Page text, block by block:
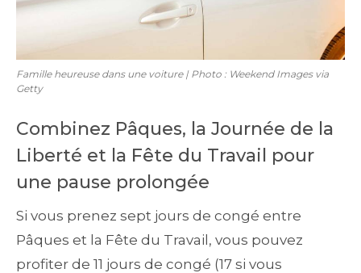
Famille heureuse dans une voiture | Photo : Weekend Images via
Getty
Combinez Pâques, la Journée de la
Liberté et la Fête du Travail pour
une pause prolongée
Si vous prenez sept jours de congé entre
Pâques et la Fête du Travail, vous pouvez
profiter de 11 jours de congé (17 si vous